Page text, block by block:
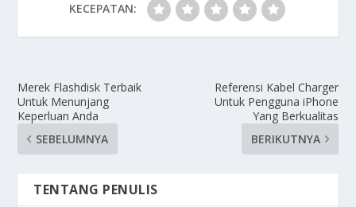
KECEPATAN:
Merek Flashdisk Terbaik
Untuk Menunjang
Keperluan Anda
SEBELUMNYA
Referensi Kabel Charger
Untuk Pengguna iPhone
Yang Berkualitas
BERIKUTNYA
TENTANG PENULIS